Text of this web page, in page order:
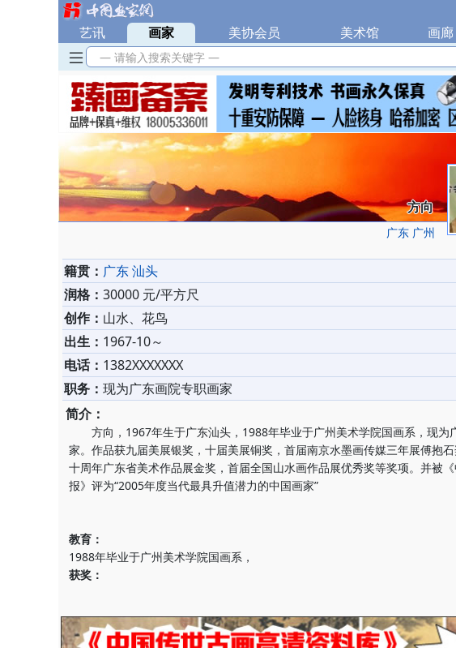
艺讯 | 画家 美协会员 美术馆 画廊
— 请输入搜索关键字 —
方向
广东 广州
籍贯： 广东 汕头
润格： 30000 元/平方尺
创作： 山水、花鸟
出生： 1967-10～
电话： 1382XXXXXXX
职务： 现为广东画院专职画家
简介：
方向，1967年生于广东汕头，1988年毕业于广州美术学院国画系，现为
家。作品获九届美展银奖，十届美展铜奖，首届南京水墨画传媒三年展傅抱
十周年广东省美术作品展金奖，首届全国山水画作品展优秀奖等奖项。并被
报》评为“2005年度当代最具升值潜力的中国画家”
教育：
1988年毕业于广州美术学院国画系，
获奖：